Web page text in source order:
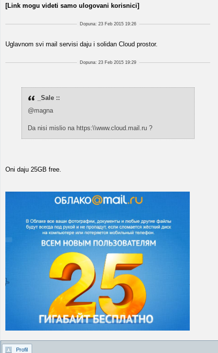
[Link mogu videti samo ulogovani korisnici]
Dopuna: 23 Feb 2015 19:26
Uglavnom svi mail servisi daju i solidan Cloud prostor.
Dopuna: 23 Feb 2015 19:29
_Sale ::
@magna
Da nisi mislio na https:\\www.cloud.mail.ru ?
Oni daju 25GB free.
Profil